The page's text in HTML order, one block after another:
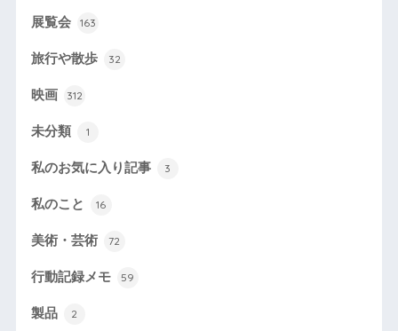
展覧会 163
旅行や散歩 32
映画 312
未分類 1
私のお気に入り記事 3
私のこと 16
美術・芸術 72
行動記録メモ 59
製品 2